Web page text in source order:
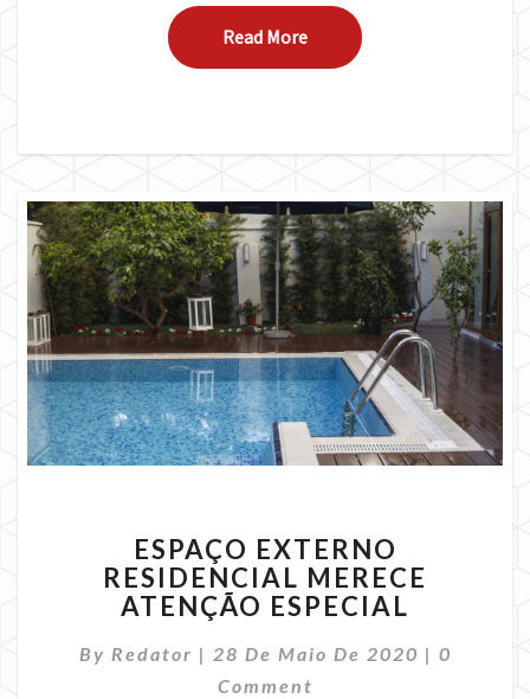
Read MoreRead More
EXTERNO
RESIDENCIAL
MERECE
ESPECIAL
ESPAÇO EXTERNO
RESIDENCIAL MERECE
ATENÇÃO ESPECIAL
By Redator | 28 De Maio De 2020 | 0
Comment